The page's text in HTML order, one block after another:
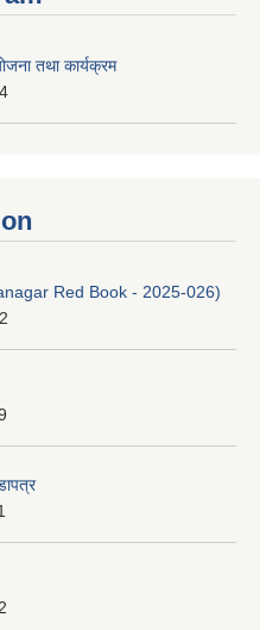
तथा कार्यक्रम
Red Book - 2025-026)